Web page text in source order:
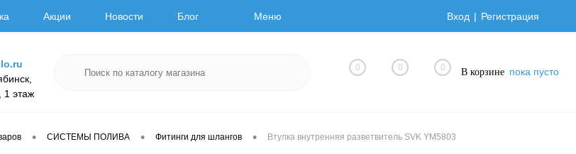
Акции Новости Блог Меню Вход Регистрация
1 этаж
0 0 0 В корзине пока пусто
• СИСТЕМЫ ПОЛИВА • Фитинги для шлангов • Втулка внутренняя разветвитель SVK YM5803